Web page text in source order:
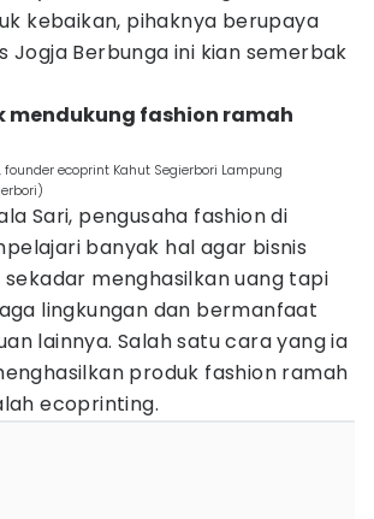
kebaikan, pihaknya berupaya
Jogja Berbunga ini kian semerbak
mendukung fashion ramah
ecoprint Kahut Segierbori Lampung
Sari, pengusaha fashion di
banyak hal agar bisnis
menghasilkan uang tapi
lingkungan dan bermanfaat
lainnya. Salah satu cara yang ia
produk fashion ramah
ecoprinting.